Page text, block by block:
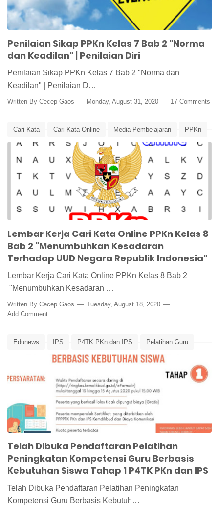
Penilaian Sikap PPKn Kelas 7 Bab 2 "Norma
dan Keadilan" | Penilaian Diri
Penilaian Sikap PPKn Kelas 7 Bab 2 "Norma dan
Keadilan" | Penilaian D…
Written By Cecep Gaos Monday, August 31, 2020 17 Comments
Cari Kata Cari Kata Online Media Pembelajaran PPKn
PPKn Kelas 8 UUD UUD 1945
Lembar Kerja Cari Kata Online PPKn Kelas 8
Bab 2 "Menumbuhkan Kesadaran
Terhadap UUD Negara Republik Indonesia"
Lembar Kerja Cari Kata Online PPKn Kelas 8 Bab 2
"Menumbuhkan Kesadaran …
Written By Cecep Gaos
Tuesday, August 18, 2020
Add Comment
Edunews IPS P4TK PKn dan IPS Pelatihan Guru
Pelatihan Guru Berbasis Kebutuhan Siswa
Pelatihan P4TK PKn dan IPS
Pelatihan Peningkatan Kompetensi Guru PPKn
Telah Dibuka Pendaftaran Pelatihan
Peningkatan Kompetensi Guru Berbasis
Kebutuhan Siswa Tahap 1 P4TK PKn dan IPS
Telah Dibuka Pendaftaran Pelatihan Peningkatan
Kompetensi Guru Berbasis Kebutuh…